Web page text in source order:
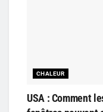
CHALEUR
USA : Comment